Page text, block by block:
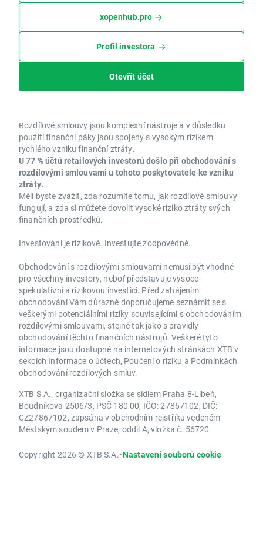
xopenhub.pro
Profil investora
Otevřít účet
Rozdílové smlouvy jsou komplexní nástroje a v důsledku
použití finanční páky jsou spojeny s vysokým rizikem
rychlého vzniku finanční ztráty.
U 77 % účtů retailových investorů došlo při obchodování s
rozdílovými smlouvami u tohoto poskytovatele ke vzniku
ztráty.
Měli byste zvážit, zda rozumíte tomu, jak rozdílové smlouvy
fungují, a zda si můžete dovolit vysoké riziko ztráty svých
finančních prostředků.
Investování je rizikové. Investujte zodpovědně.
Obchodování s rozdílovými smlouvami nemusí být vhodné
pro všechny investory, neboť představuje vysoce
spekulativní a rizikovou investici. Před zahájením
obchodování Vám důrazně doporučujeme seznámit se s
veškerými potenciálními riziky souvisejícími s obchodováním
rozdílovými smlouvami, stejně tak jako s pravidly
obchodování těchto finančních nástrojů. Veškeré tyto
informace jsou dostupné na internetových stránkách XTB v
sekcích Informace o účtech, Poučení o riziku a Podmínkách
obchodování rozdílových smluv.
XTB S.A., organizační složka se sídlem Praha 8-Libeň,
Boudníkova 2506/3, PSČ 180 00, IČO: 27867102, DIČ:
CZ27867102, zapsána v obchodním rejstříku vedeném
Městským soudem v Praze, oddíl A, vložka č. 56720.
Copyright 2026 © XTB S.A.•Nastavení souborů cookie